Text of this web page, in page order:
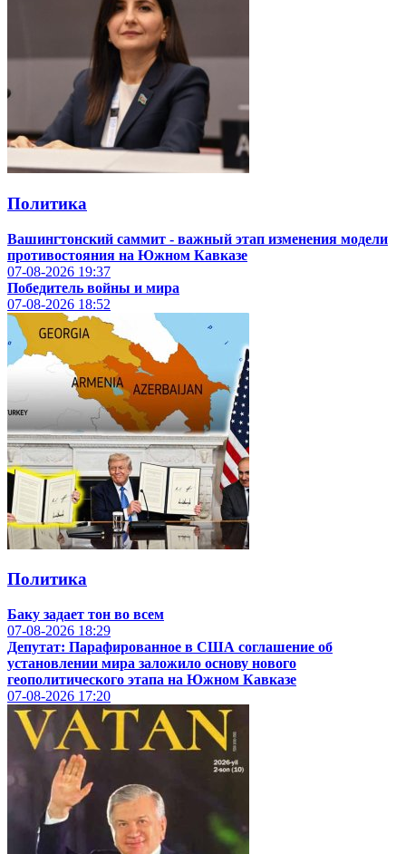
Политика
Вашингтонский саммит - важный этап изменения модели
противостояния на Южном Кавказе
07-08-2026 19:37
Победитель войны и мира
07-08-2026 18:52
Политика
Баку задает тон во всем
07-08-2026 18:29
Депутат: Парафированное в США соглашение об
установлении мира заложило основу нового
геополитического этапа на Южном Кавказе
07-08-2026 17:20